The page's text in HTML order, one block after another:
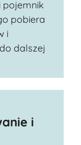
pojemnik
pobiera
i
dalszej
i